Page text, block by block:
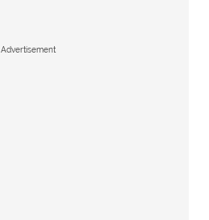
Advertisement